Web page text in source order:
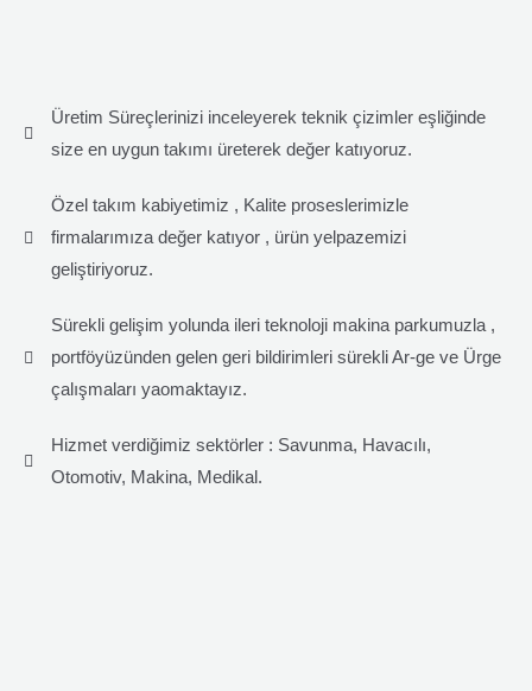
Üretim Süreçlerinizi inceleyerek teknik çizimler eşliğinde
size en uygun takımı üreterek değer katıyoruz.
Özel takım kabiyetimiz , Kalite proseslerimizle
firmalarımıza değer katıyor , ürün yelpazemizi
geliştiriyoruz.
Sürekli gelişim yolunda ileri teknoloji makina parkumuzla ,
portföyüzünden gelen geri bildirimleri sürekli Ar-ge ve Ürge
çalışmaları yaomaktayız.
Hizmet verdiğimiz sektörler : Savunma, Havacılı,
Otomotiv, Makina, Medikal.